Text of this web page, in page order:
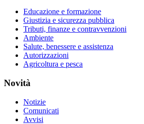
Educazione e formazione
Giustizia e sicurezza pubblica
Tributi, finanze e contravvenzioni
Ambiente
Salute, benessere e assistenza
Autorizzazioni
Agricoltura e pesca
Novità
Notizie
Comunicati
Avvisi